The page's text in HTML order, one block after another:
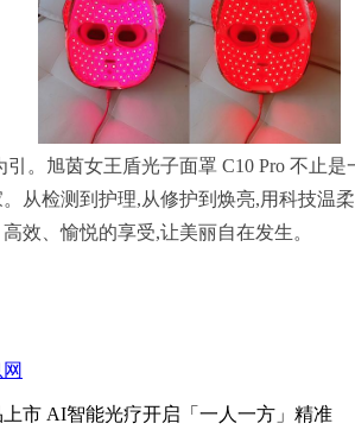
引。旭茵女王盾光子面罩 C10 Pro 不止
从检测到护理,从修护到焕亮,用科技温
效、愉悦的享受,让美丽自在发生。
市 AI智能光疗开启「一人一方」精准